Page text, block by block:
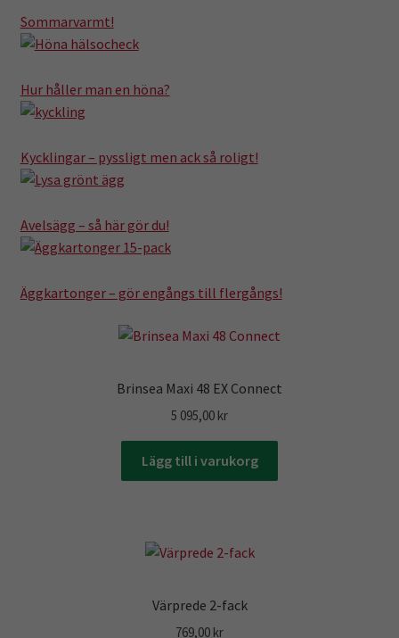
Sommarvarmt!
Hur håller man en höna?
Kycklingar – pyssligt men ack så roligt!
Avelsägg – så här gör du!
Äggkartonger – gör engångs till flergångs!
Brinsea Maxi 48 EX Connect
5 095,00 kr
Lägg till i varukorg
Värprede 2-fack
769,00 kr